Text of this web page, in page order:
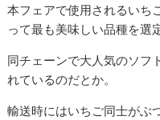
本フェアで使用されるいち
って最も美味しい品種を選定
同チェーンで大人気のソフ
れているのだとか。
輸送時にはいちご同士がぶ